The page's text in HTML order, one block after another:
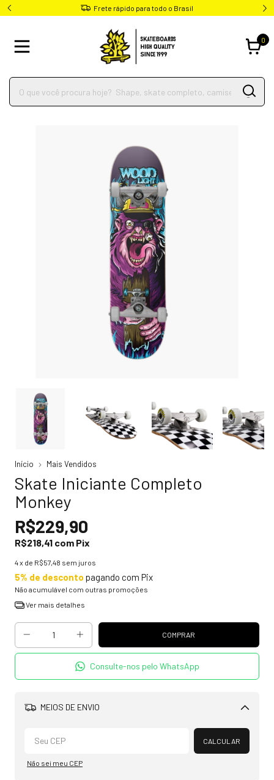
Frete rápido para todo o Brasil
0
Início Mais Vendidos
Skate Iniciante Completo
Monkey
R$229,90
R$218,41 com Pix
4x de R$57,48 sem juros
5% de desconto pagando com Pix
Não acumulável com outras promoções
Ver mais detalhes
Consulte-nos pelo WhatsApp
MEIOS DE ENVIO
Alterar CEP
CALCULAR
Não sei meu CEP